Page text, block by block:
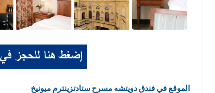
الموقع في فندقدويتشه مسرح ستادتزينترم ميونيخ